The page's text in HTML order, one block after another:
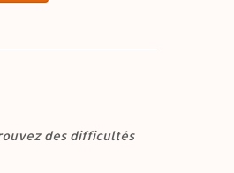
des difficultés